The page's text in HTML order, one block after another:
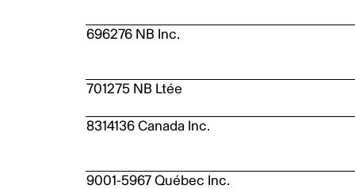
696276 NB Inc.
701275 NB Ltée
8314136 Canada Inc.
9001-5967 Québec Inc.